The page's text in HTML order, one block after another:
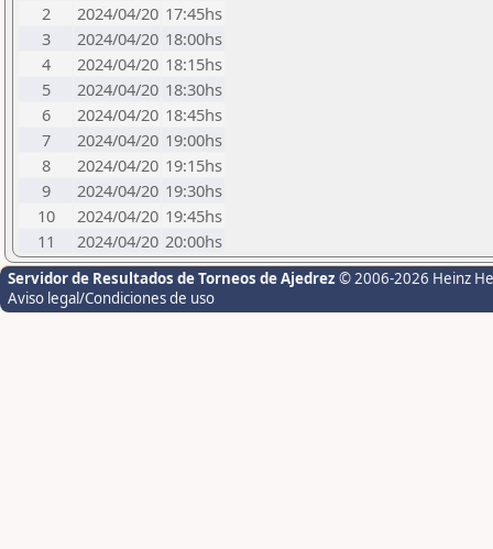
2
2024/04/20 17:45hs
3
2024/04/20 18:00hs
4
2024/04/20 18:15hs
5
2024/04/20 18:30hs
6
2024/04/20 18:45hs
7
2024/04/20 19:00hs
8
2024/04/20 19:15hs
9
2024/04/20 19:30hs
10
2024/04/20 19:45hs
11
2024/04/20 20:00hs
Servidor de Resultados de Torneos de Ajedrez © 2006-2026 Heinz
Aviso legal/Condiciones de uso